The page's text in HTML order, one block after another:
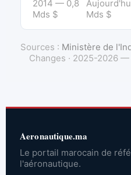
2014 — 0,8
Mds $
Mds $
Sources : Ministère de
Changes · 2025-2026
Aeronautique.ma
Le portail marocain de
l'aéronautique.